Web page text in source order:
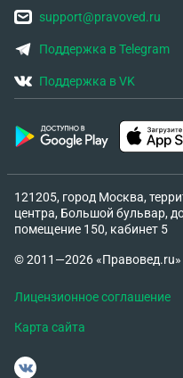
support@pravoved.ru
Поддержка в Telegram
Поддержка в VK
121205, город Москва,
центра, Большой бульвар,
помещение 150, кабинет 5
© 2011—2026
Лицензионное соглашение
Карта сайта